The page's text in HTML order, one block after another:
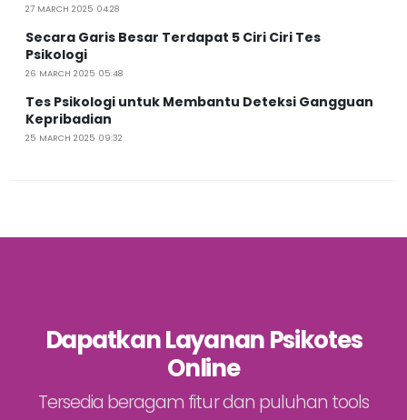
27 MARCH 2025 04:28
Secara Garis Besar Terdapat 5 Ciri Ciri Tes
Psikologi
26 MARCH 2025 05:48
Tes Psikologi untuk Membantu Deteksi Gangguan
Kepribadian
25 MARCH 2025 09:32
Dapatkan Layanan Psikotes
Online
Tersedia beragam fitur dan puluhan tools